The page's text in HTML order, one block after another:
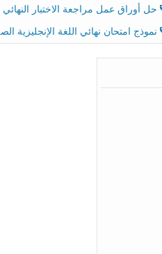
حل أوراق عمل مراجعة الاختبار النهائي اللغة الإنجليزية الصف
نموذج امتحان نهائي اللغة الإنجليزية الصف الرابع